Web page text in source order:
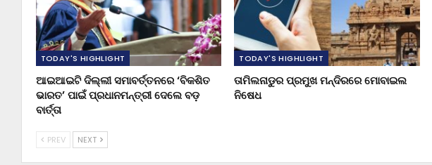
TODAY'S HIGHLIGHT
ଆଇଆଇଟି ଦିଲ୍ଲୀ ସମାବର୍ତ୍ତନରେ ‘ବିକଶିତ
ଭାରତ’ ପାଇଁ ପ୍ରଧାନମନ୍ତ୍ରୀ ଦେଲେ ବଡ଼
ବାର୍ତ୍ତା
TODAY'S HIGHLIGHT
ତାମିଲନାଡୁର ପ୍ରମୁଖ ମନ୍ଦିରରେ ମୋବାଇଲ
ନିଷେଧ
PREV NEXT